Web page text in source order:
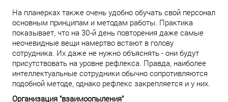
На планерках также очень удобно обучать свой персонал
основным принципам и методам работы. Практика
показывает, что на 30-й день повторения даже самые
неочевидные вещи намертво встают в голову
сотрудника. Их даже не нужно объяснять - они будут
присутствовать на уровне рефлекса. Правда, наиболее
интеллектуальные сотрудники обычно сопротивляются
подобной методе, однако рефлекс закрепляется и у них.
Организация "взаимоопыления"